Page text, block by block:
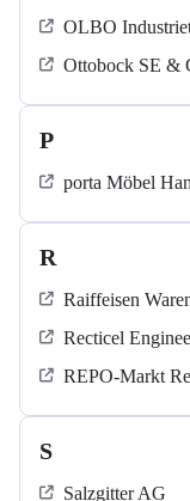
OLBO
Ottobock SE &
P
porta Möbel
R
Raiffeisen
Recticel
REPO-Markt
S
Salzgitter AG